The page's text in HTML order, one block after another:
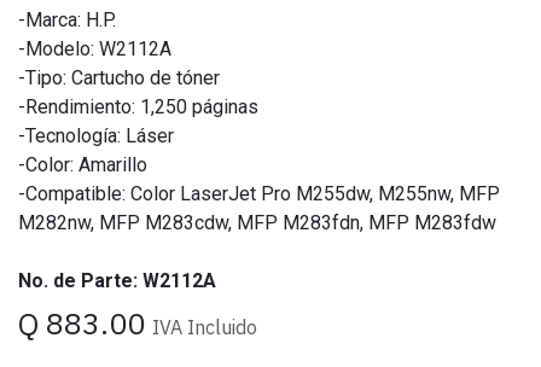
-Marca: H.P.
-Modelo: W2112A
-Tipo: Cartucho de tóner
-Rendimiento: 1,250 páginas
-Tecnología: Láser
-Color: Amarillo
-Compatible: Color LaserJet Pro M255dw, M255nw, MFP
M282nw, MFP M283cdw, MFP M283fdn, MFP M283fdw
No. de Parte: W2112A
Q 883.00 IVA Incluido